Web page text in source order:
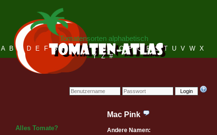
Login
Tomatensorten alphabetisch
A B C D E F G H I J K L M N O P Q R S T U V W X
Y Z #
Alles Tomate?
Mac Pink
Andere Namen: